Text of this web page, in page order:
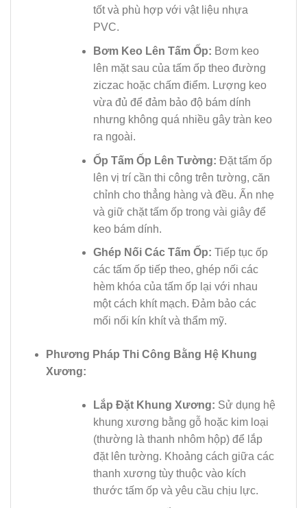
tốt và phù hợp với vật liệu nhựa
PVC.
Bơm Keo Lên Tấm Ốp: Bơm keo
lên mặt sau của tấm ốp theo đường
ziczac hoặc chấm điểm. Lượng keo
vừa đủ để đảm bảo độ bám dính
nhưng không quá nhiều gây tràn keo
ra ngoài.
Ốp Tấm Ốp Lên Tường: Đặt tấm ốp
lên vị trí cần thi công trên tường, căn
chỉnh cho thẳng hàng và đều. Ấn nhẹ
và giữ chặt tấm ốp trong vài giây để
keo bám dính.
Ghép Nối Các Tấm Ốp: Tiếp tục ốp
các tấm ốp tiếp theo, ghép nối các
hèm khóa của tấm ốp lại với nhau
một cách khít mạch. Đảm bảo các
mối nối kín khít và thẩm mỹ.
Phương Pháp Thi Công Bằng Hệ Khung
Xương:
Lắp Đặt Khung Xương: Sử dụng hệ
khung xương bằng gỗ hoặc kim loại
(thường là thanh nhôm hộp) để lắp
đặt lên tường. Khoảng cách giữa các
thanh xương tùy thuộc vào kích
thước tấm ốp và yêu cầu chịu lực.